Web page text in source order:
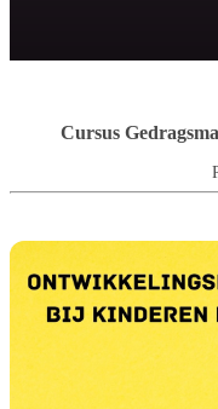
Cursus